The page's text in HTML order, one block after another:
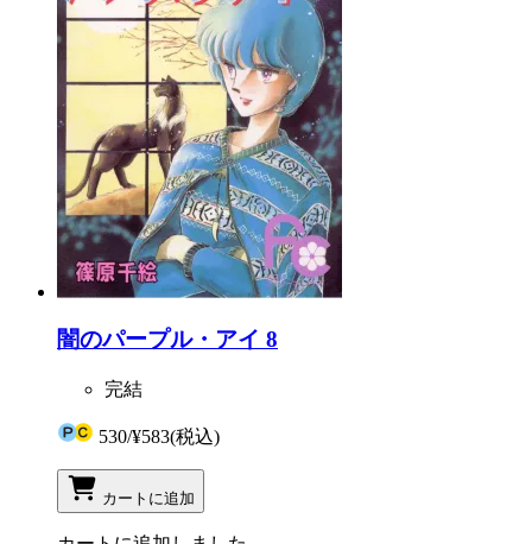
闇のパープル・アイ 8
完結
530/¥583(税込)
カートに追加